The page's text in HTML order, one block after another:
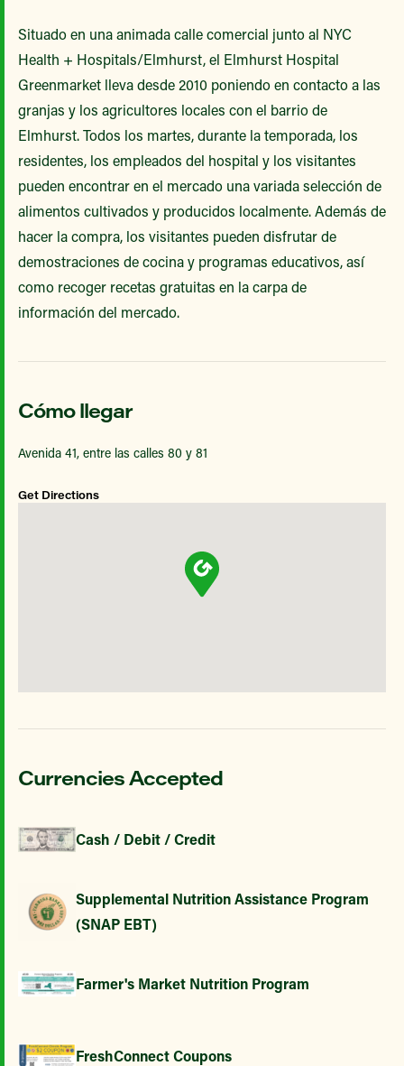
Situado en una animada calle comercial junto al NYC
Health + Hospitals/Elmhurst, el Elmhurst Hospital
Greenmarket lleva desde 2010 poniendo en contacto a las
granjas y los agricultores locales con el barrio de
Elmhurst. Todos los martes, durante la temporada, los
residentes, los empleados del hospital y los visitantes
pueden encontrar en el mercado una variada selección de
alimentos cultivados y producidos localmente. Además de
hacer la compra, los visitantes pueden disfrutar de
demostraciones de cocina y programas educativos, así
como recoger recetas gratuitas en la carpa de
información del mercado.
Cómo llegar
Avenida 41, entre las calles 80 y 81
Get Directions
Currencies Accepted
Cash / Debit / Credit
Supplemental Nutrition Assistance Program
(SNAP EBT)
Farmer's Market Nutrition Program
FreshConnect Coupons